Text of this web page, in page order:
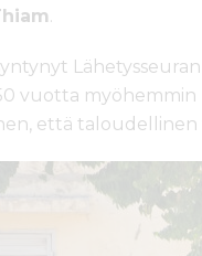
.
vuotta myöhemmin
että